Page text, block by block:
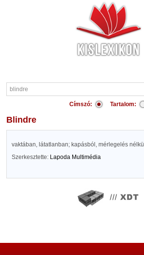
Címszó: Tartalom:
blindre
vaktában, látatlanban; kapásból, mérlegelés nélkül
Szerkesztette: Lapoda Multimédia